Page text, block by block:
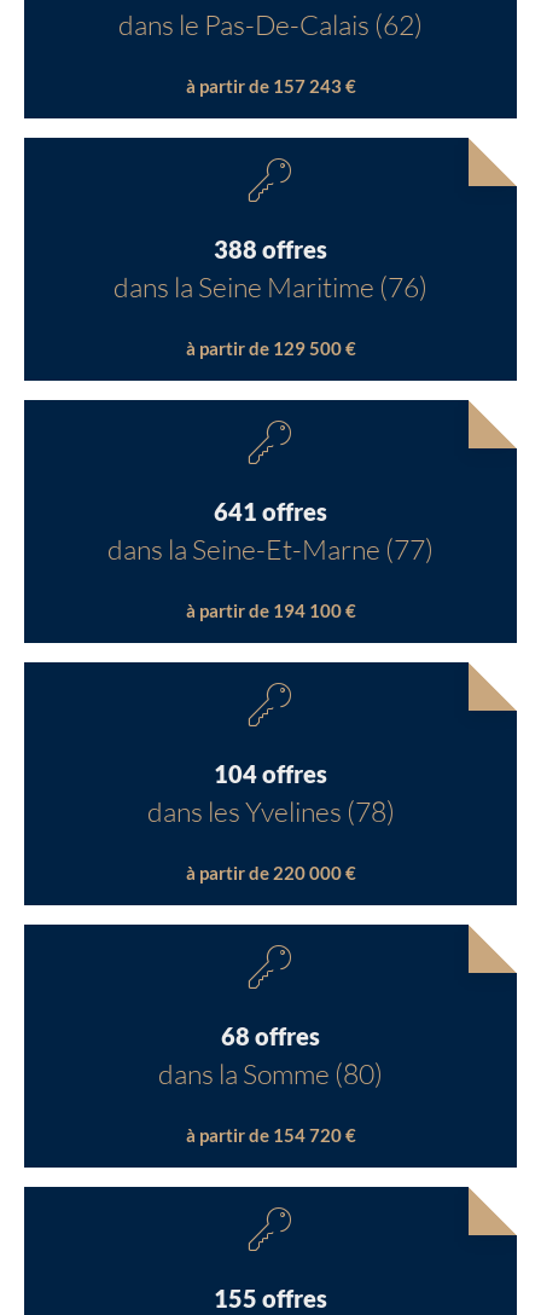
dans le Pas-De-Calais (62)
à partir de 157 243 €
388 offres
dans la Seine Maritime (76)
à partir de 129 500 €
641 offres
dans la Seine-Et-Marne (77)
à partir de 194 100 €
104 offres
dans les Yvelines (78)
à partir de 220 000 €
68 offres
dans la Somme (80)
à partir de 154 720 €
155 offres